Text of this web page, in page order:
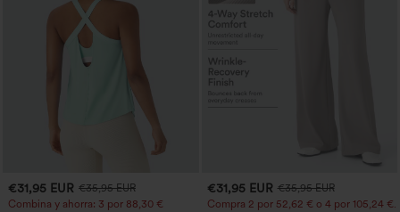
€31,95 EUR €35,95 EUR
Combina y ahorra: 3 por 88,30 €
€31,95 EUR €35,95 EUR
Compra 2 por 52,62 € o 4 por 105,24 €.